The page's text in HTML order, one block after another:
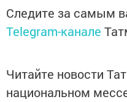
Следите за самым
Telegram-канале
Читайте новости
национальном